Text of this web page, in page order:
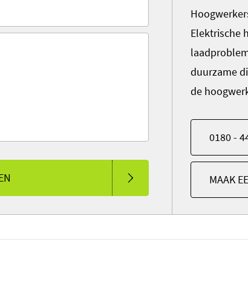
Elektrische
duurzame
de
0180 -
MAAK